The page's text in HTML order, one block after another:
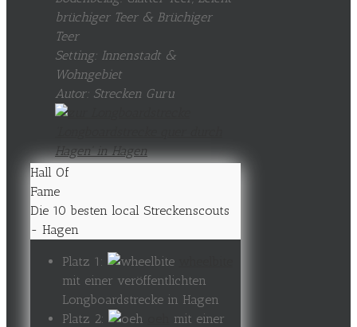
brüchiger Teer & Brüchiger
Teer
Setting: Innenstadt &
Wohngebiet
Autor: Strecken Guru
Hall Of
Fame
Die 10 besten local Streckenscouts
- Hagen
Platz 1:
mit einer veröffentlichten
Longboardstrecke in Hagen
Platz 2:
mit einer